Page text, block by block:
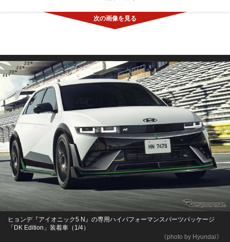
《photo by Hyundai》
ヒョンデ『アイオニック5 N』の専用ハイパフォーマンスパーツパッケージ
「DK Edition」装着車（1/4）